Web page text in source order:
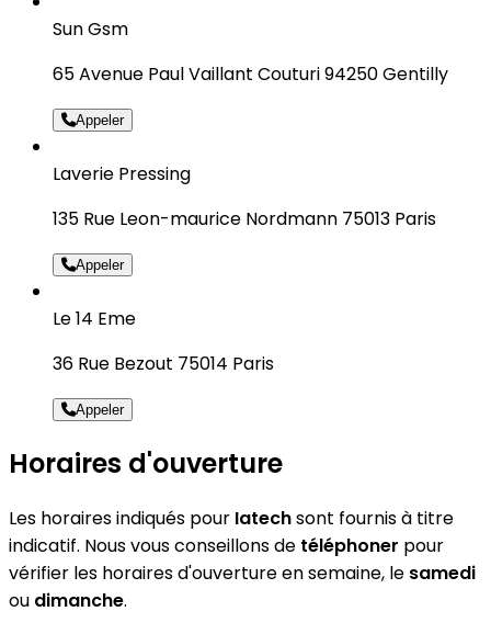
Sun Gsm
65 Avenue Paul Vaillant Couturi 94250 Gentilly
Appeler
Laverie Pressing
135 Rue Leon-maurice Nordmann 75013 Paris
Appeler
Le 14 Eme
36 Rue Bezout 75014 Paris
Appeler
Horaires d'ouverture
Les horaires indiqués pour Iatechsont fournis à titre
indicatif. Nous vous conseillons de téléphoner pour
vérifier les horaires d'ouverture en semaine, le samedi
ou dimanche.